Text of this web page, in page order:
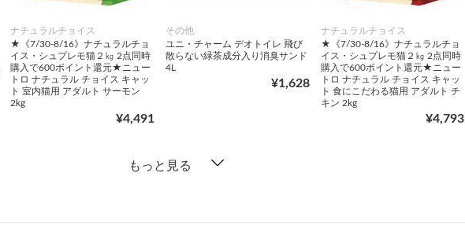
ナチュラルチョイス
★《7/30-8/16》ナチュラルチョ
イス・シュプレモ猫２㎏ 2点同時
購入で600ポイント還元★ニュー
トロ ナチュラル チョイス キャッ
ト 室内猫用 アダルト サーモン
2kg
¥4,491
その他
ユニ・チャーム デオトイレ 飛び
散らない緑茶成分入り消臭サンド
4L
¥1,628
ナチュラルチョイス
★《7/30-8/16》ナチュラルチョ
イス・シュプレモ猫２㎏ 2点同時
購入で600ポイント還元★ニュー
トロ ナチュラル チョイス キャッ
ト 食にこだわる猫用 アダルト チ
キン 2kg
¥4,793
もっと見る